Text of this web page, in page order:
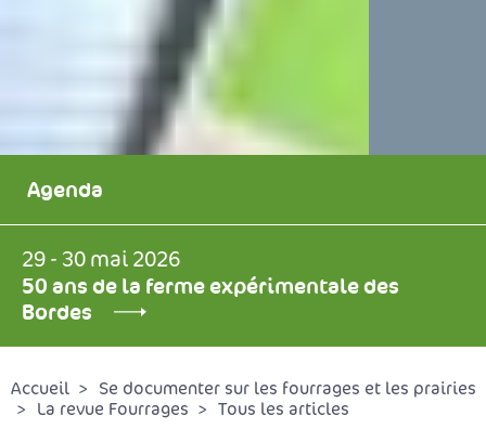
Agenda
29 - 30 mai 2026
50 ans de la ferme expérimentale des
Bordes
Accueil
Se documenter sur les fourrages et les prairies
La revue Fourrages
Tous les articles